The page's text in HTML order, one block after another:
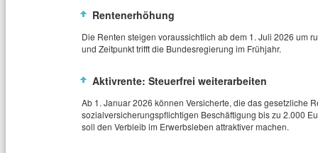
Rentenerhöhung
Die Renten steigen voraussichtlich ab dem 1. Juli 2026 um
und Zeitpunkt trifft die Bundesregierung im Frühjahr.
Aktivrente: Steuerfrei weiterarbeiten
Ab 1. Januar 2026 können Versicherte, die das gesetzliche
sozialversicherungspflichtigen Beschäftigung bis zu 2.000
soll den Verbleib im Erwerbsleben attraktiver machen.